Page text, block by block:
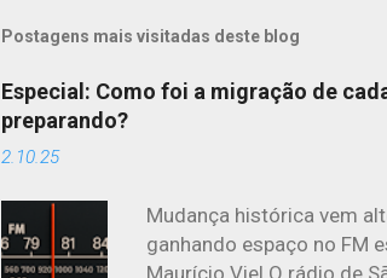
Postagens mais visitadas deste blog
Especial: Como foi a migração de
preparando?
2.10.25
Mudança histórica vem
ganhando espaço no FM
Maurício Viel O rádio de